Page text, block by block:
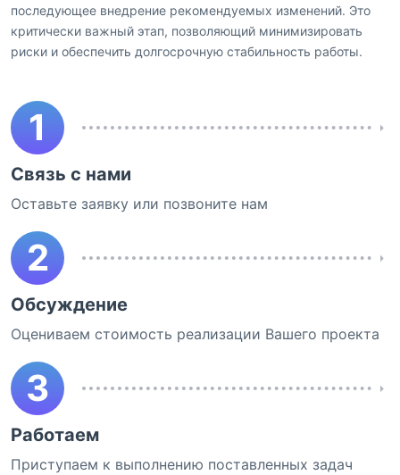
последующее внедрение рекомендуемых изменений. Это
критически важный этап, позволяющий минимизировать
риски и обеспечить долгосрочную стабильность работы.
1
Связь с нами
Оставьте заявку или позвоните нам
2
Обсуждение
Оцениваем стоимость реализации Вашего проекта
3
Работаем
Приступаем к выполнению поставленных задач